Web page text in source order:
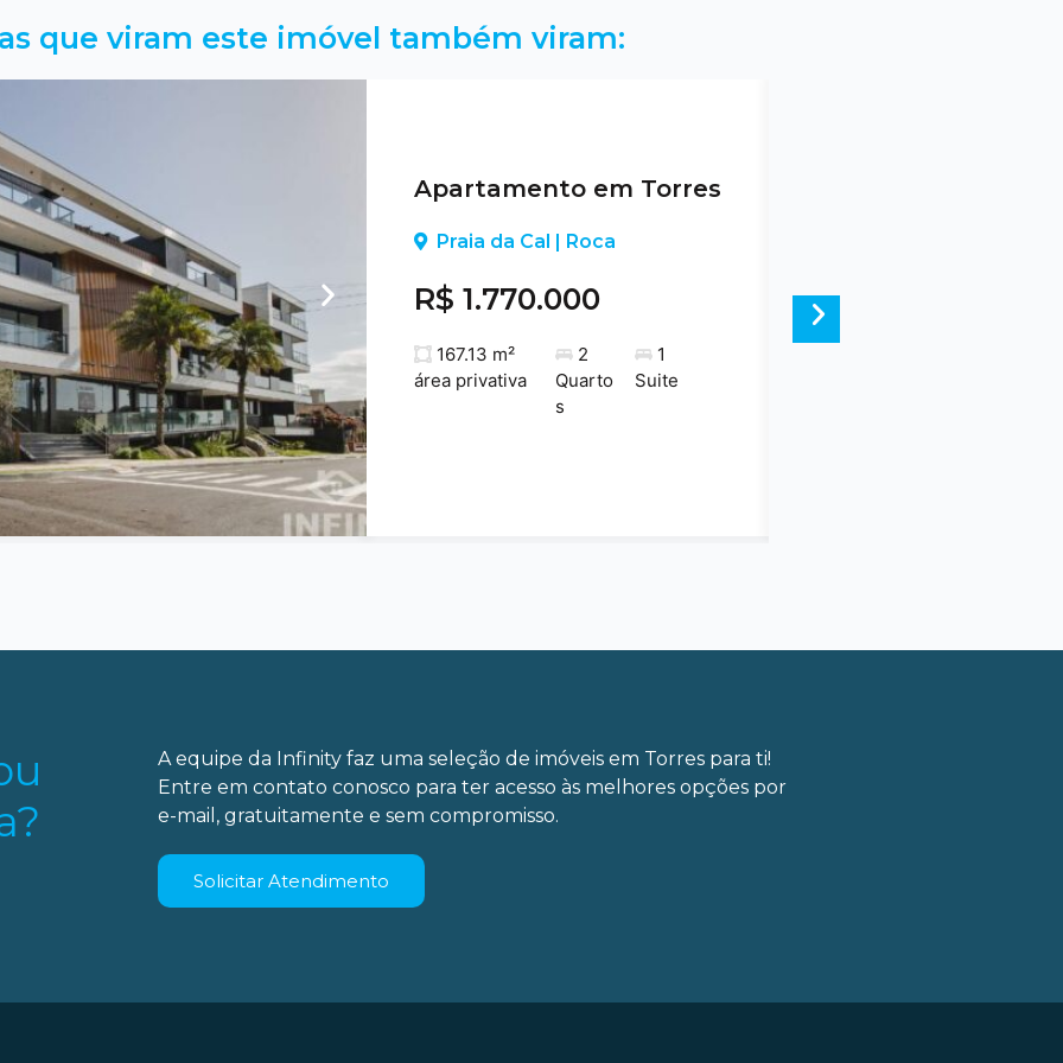
que viram este imóvel também viram:
Apartamento em Torres
Praia da Cal | Roca
R$ 1.770.000
167.13 m²
área privativa
2
Quarto
s
1
Suite
A equipe da Infinity faz uma seleção de imóveis em Torres para ti!
Entre em contato conosco para ter acesso às melhores opções por
e-mail, gratuitamente e sem compromisso.
Solicitar Atendimento